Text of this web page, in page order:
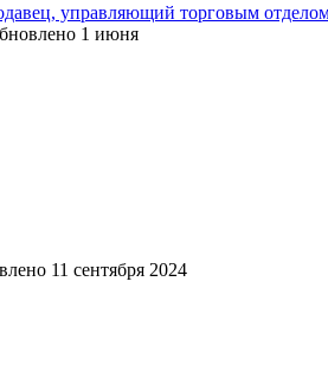
управляющий торговым
1 июня
11 сентября 2024